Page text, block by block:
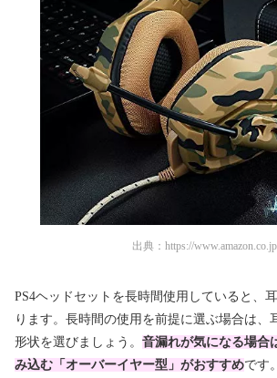
出典： https://www.amazon.co.jp
PS4ヘッドセットを長時間使用していると、
ります。長時間の使用を前提に選ぶ場合は、
形状を選びましょう。 音漏れが気になる場合
み込む「オーバーイヤー型」がおすすめです